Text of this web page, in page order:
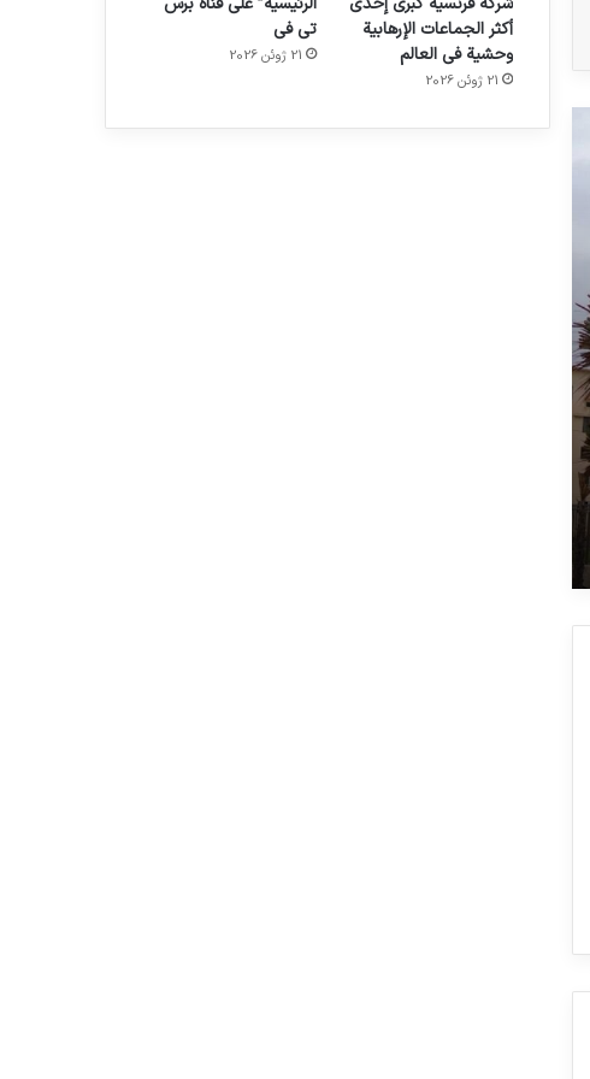
أكثر الجماعات الإرهابية
وحشية في العالم
21 ژوئن 2026
تي في
21 ژوئن 2026